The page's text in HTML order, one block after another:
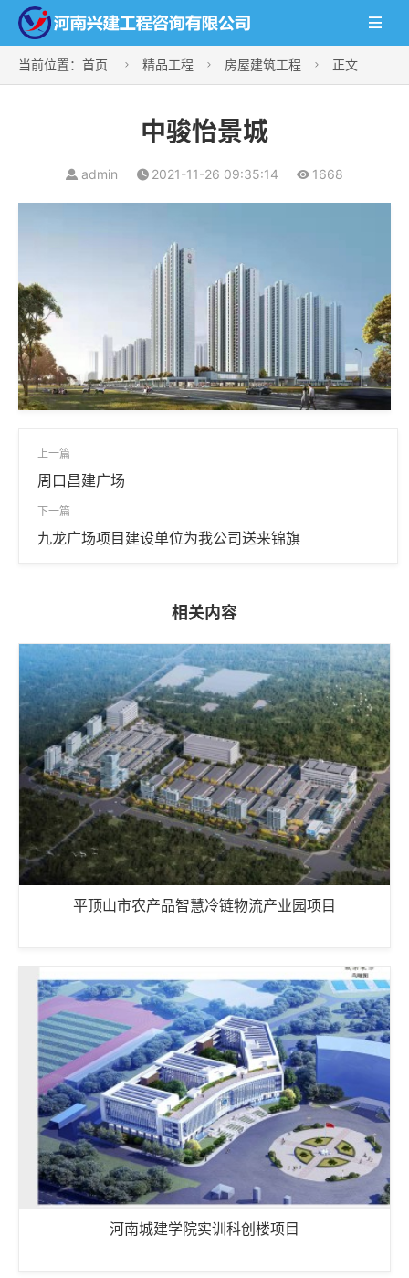

当前位置： 首页  精品工程  房屋建筑工程  正文
中骏怡景城
admin 2021-11-26 09:35:14 1668
上一篇
周口昌建广场
下一篇
九龙广场项目建设单位为我公司送来锦旗
相关内容
平顶山市农产品智慧冷链物流产业园项目
河南城建学院实训科创楼项目